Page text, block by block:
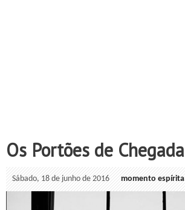
Os Portões de Chegada
Sábado, 18 de junho de 2016 momento espírita